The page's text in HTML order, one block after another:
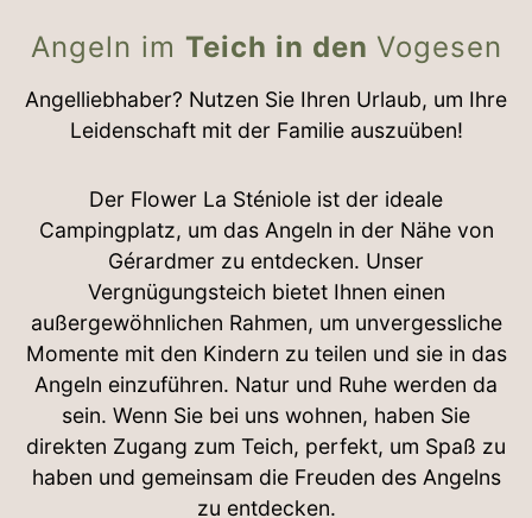
Angeln im Teich in den Vogesen
Angelliebhaber? Nutzen Sie Ihren Urlaub, um Ihre
Leidenschaft mit der Familie auszuüben!
Der Flower La Sténiole ist der ideale
Campingplatz, um das Angeln in der Nähe von
Gérardmer zu entdecken. Unser
Vergnügungsteich bietet Ihnen einen
außergewöhnlichen Rahmen, um unvergessliche
Momente mit den Kindern zu teilen und sie in das
Angeln einzuführen. Natur und Ruhe werden da
sein. Wenn Sie bei uns wohnen, haben Sie
direkten Zugang zum Teich, perfekt, um Spaß zu
haben und gemeinsam die Freuden des Angelns
zu entdecken.